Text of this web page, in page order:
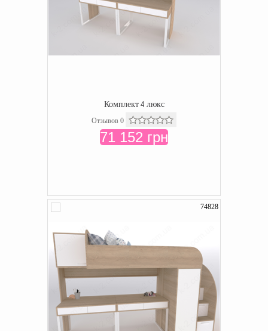
Комплект 4 люкс
Отзывов 0
71 152 грн
74828